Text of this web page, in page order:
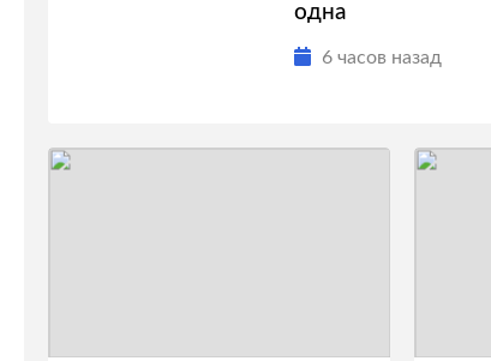
одна
6 часов назад